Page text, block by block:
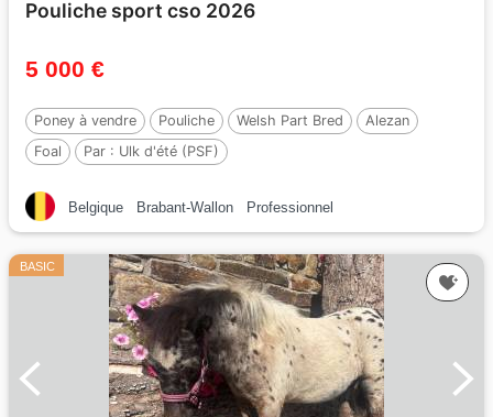
Pouliche sport cso 2026
5 000 €
Poney à vendre Pouliche Welsh Part Bred
Alezan
Foal
Par : Ulk d'été (PSF)
Belgique Brabant-Wallon Professionnel
BASIC